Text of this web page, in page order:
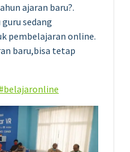
ajaran baru?.
sedang
pembelajaran online.
baru,bisa tetap